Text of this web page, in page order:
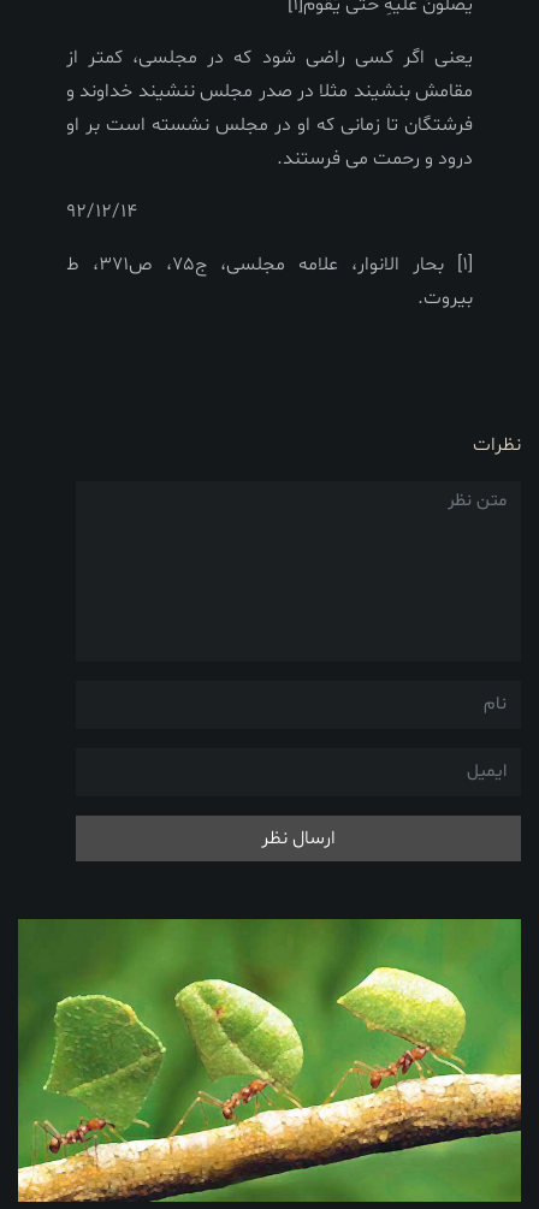
یعنی اگر کسی راضی شود که در مجلسی، کمتر از
مقامش بنشیند مثلا در صدر مجلس ننشیند خداوند و
فرشتگان تا زمانی که او در مجلس نشسته است بر او
درود و رحمت می فرستند.
92/12/14
[1] بحار الانوار، علامه مجلسی، ج75، ص371، ط
بیروت.
نظرات
ارسال نظر